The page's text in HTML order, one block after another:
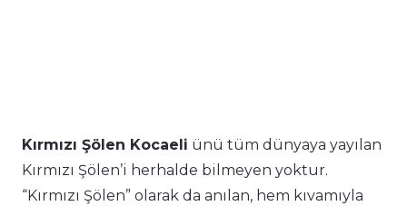
Kırmızı Şölen Kocaeli ünü tüm dünyaya yayılan
Kırmızı Şölen’i herhalde bilmeyen yoktur.
“Kırmızı Şölen” olarak da anılan, hem kıvamıyla